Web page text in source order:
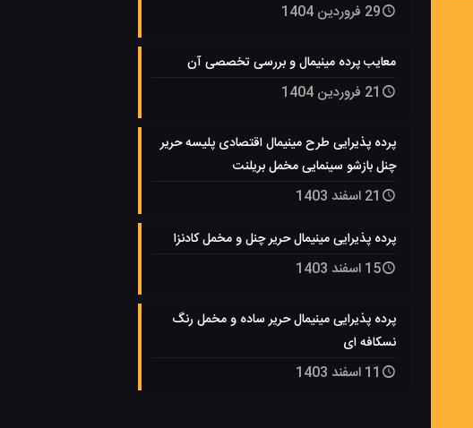
29 فروردین 1404
معایب پرده مینیمال و بررسی تخصصی آن
21 فروردین 1404
پرده پذیرایی طرح مینیمال اقتصادی پلیسه حریر
چنل بازشو سینمایی مخمل بریلنت
21 اسفند 1403
پرده پذیرایی مینیمال حریر چنل و مخمل کادنزا
15 اسفند 1403
پرده پذیرایی مینیمال حریر ساده و مخمل رنگ
نسکافه ای
11 اسفند 1403